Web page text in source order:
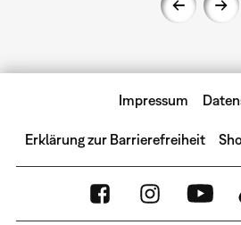
Impressum
Erklärung zur Barrierefreiheit